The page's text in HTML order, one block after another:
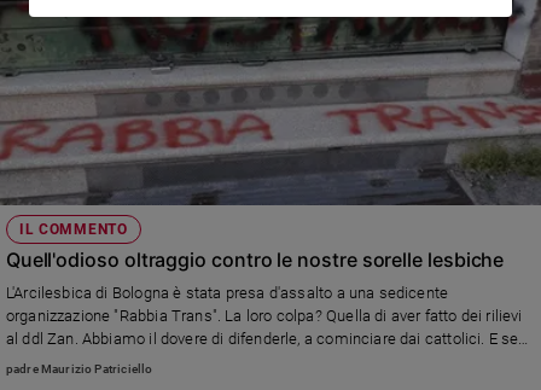
IL COMMENTO
Quell'odioso oltraggio contro le nostre sorelle lesbiche
L'Arcilesbica di Bologna è stata presa d'assalto a una sedicente
organizzazione "Rabbia Trans". La loro colpa? Quella di aver fatto dei rilievi
al ddl Zan. Abbiamo il dovere di difenderle, a cominciare dai cattolici. E se
l'oltraggio viene dai fratelli transessuali c'è da riflettere (di Maurizio
padre Maurizio Patriciello